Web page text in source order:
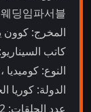
딩임파서블
المخرج: كوون
كاتب
النوع:
الدولة: كوريا
عدد الحلقات: 12